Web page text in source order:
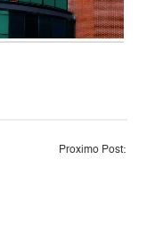
Proximo Post: